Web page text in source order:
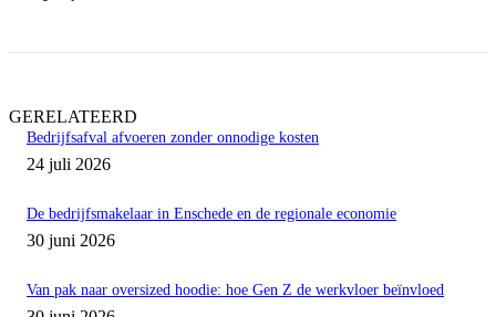
GERELATEERD
Bedrijfsafval afvoeren zonder onnodige kosten
24 juli 2026
De bedrijfsmakelaar in Enschede en de regionale economie
30 juni 2026
Van pak naar oversized hoodie: hoe Gen Z de werkvloer beïnvloed